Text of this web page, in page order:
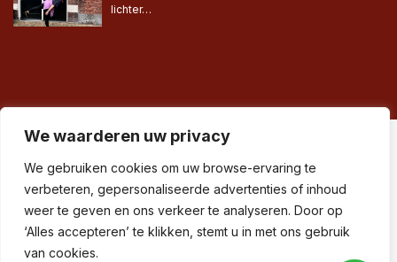
We waarderen uw privacy
We gebruiken cookies om uw browse-ervaring te
verbeteren, gepersonaliseerde advertenties of inhoud
weer te geven en ons verkeer te analyseren. Door op
‘Alles accepteren’ te klikken, stemt u in met ons gebruik
van cookies.
lichter…
© Run in Balance® •
Algemene voorwaarden
•